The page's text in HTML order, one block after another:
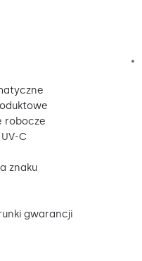
robocze
C
znaku
gwarancji